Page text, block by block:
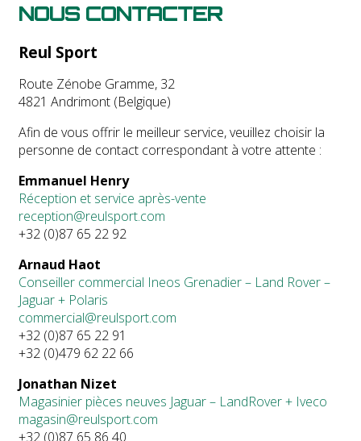
NOUS CONTACTER
Reul Sport
Route Zénobe Gramme, 32
4821 Andrimont (Belgique)
Afin de vous offrir le meilleur service, veuillez choisir la
personne de contact correspondant à votre attente :
Emmanuel Henry
Réception et service après-vente
reception@reulsport.com
+32 (0)87 65 22 92
Arnaud Haot
Conseiller commercial Ineos Grenadier – Land Rover –
Jaguar + Polaris
commercial@reulsport.com
+32 (0)87 65 22 91
+32 (0)479 62 22 66
Jonathan Nizet
Magasinier pièces neuves Jaguar – LandRover + Iveco
magasin@reulsport.com
+32 (0)87 65 86 40